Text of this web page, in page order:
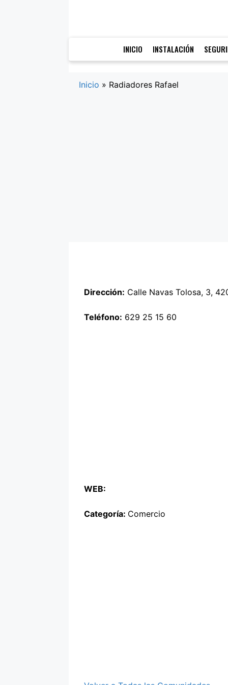
INICIO INSTALACIÓN
Inicio » Radiadores Rafael
Dirección: Calle Navas Tolosa, 3,
Teléfono: 629 25 15 60
WEB:
Categoría: Comercio